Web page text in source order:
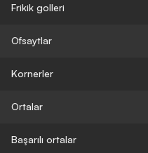
Frikik golleri
Ofsaytlar
Kornerler
Ortalar
Başarılı ortalar